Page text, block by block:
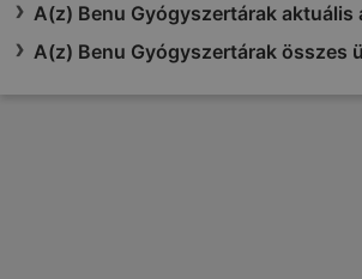
A(z) Benu Gyógyszertárak aktuális
A(z) Benu Gyógyszertárak összes